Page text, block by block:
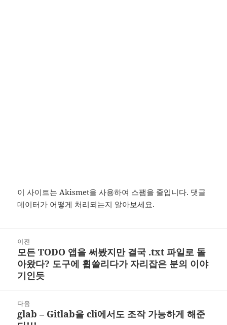
이 사이트는 Akismet을 사용하여 스팸을 줄입니다. 댓글
데이터가 어떻게 처리되는지 알아보세요.
이전
이
전
글:
모든 TODO 앱을 써봤지만 결국 .txt 파일로 돌
아왔다? 도구에 휩쓸리다가 자리잡은 분의 이야
기인듯
다음
다
glab – Gitlab을 cli에서도 조작 가능하게 해준